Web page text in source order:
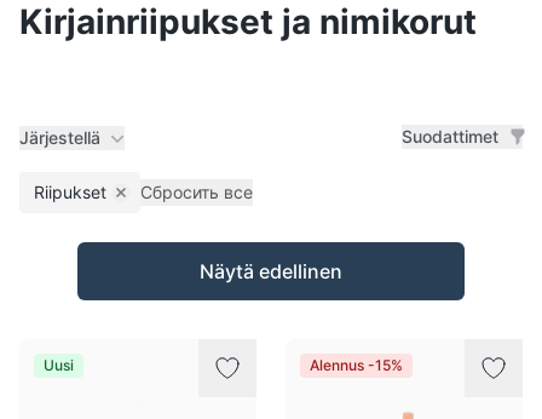
Kirjainriipukset ja nimikorut
Järjestellä Suodattimet
Riipukset Remove filter
Сбросить все
Tuotteet
Näytä edellinen
Uusi Alennus -15%